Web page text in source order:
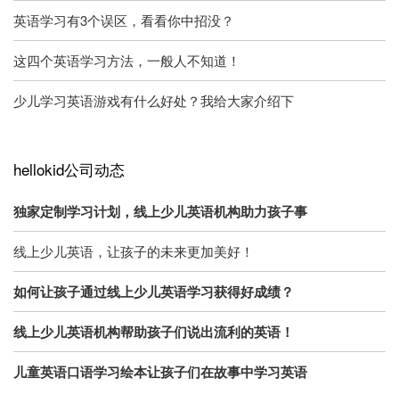
英语学习有3个误区，看看你中招没？
这四个英语学习方法，一般人不知道！
少儿学习英语游戏有什么好处？我给大家介绍下
hellokid公司动态
独家定制学习计划，线上少儿英语机构助力孩子事
线上少儿英语，让孩子的未来更加美好！
如何让孩子通过线上少儿英语学习获得好成绩？
线上少儿英语机构帮助孩子们说出流利的英语！
儿童英语口语学习绘本让孩子们在故事中学习英语